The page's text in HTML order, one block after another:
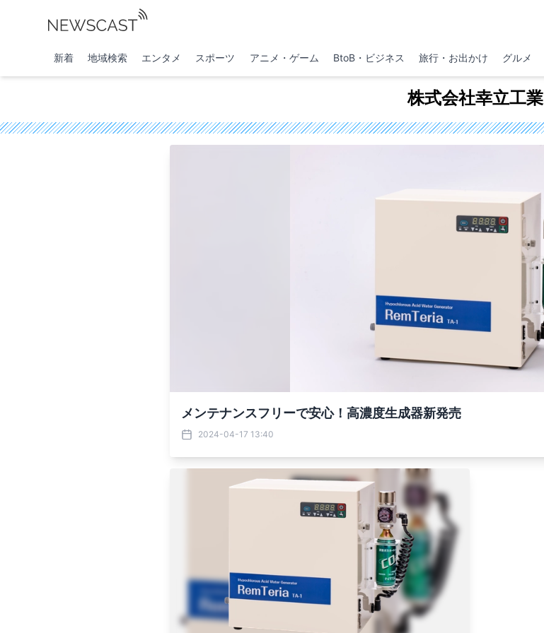
新着 地域検索 エンタメ スポーツ アニメ・ゲーム BtoB・ビジネス 旅行・お出かけ グルメ
株式会社幸立工業
メンテナンスフリーで安心！高濃度生成器新発売
2024-04-17 13:40